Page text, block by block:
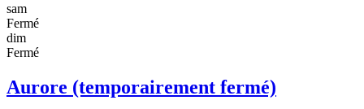
sam
Fermé
dim
Fermé
Aurore (temporairement fermé)